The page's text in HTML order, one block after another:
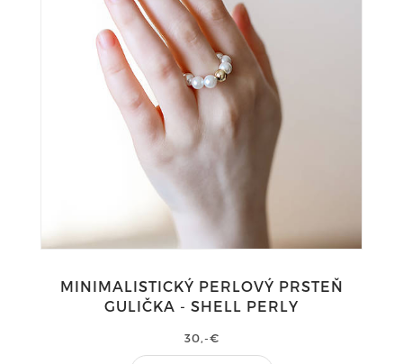
MINIMALISTICKÝ PERLOVÝ PRSTEŇ
GULIČKA - SHELL PERLY
30,-€